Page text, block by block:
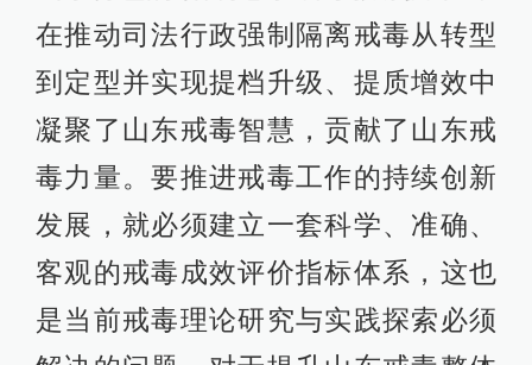
在推动司法行政强制隔离戒毒从转型
到定型并实现提档升级、提质增效中
凝聚了山东戒毒智慧，贡献了山东戒
毒力量。要推进戒毒工作的持续创新
发展，就必须建立一套科学、准确、
客观的戒毒成效评价指标体系，这也
是当前戒毒理论研究与实践探索必须